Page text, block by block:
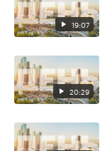
19:07
20:29